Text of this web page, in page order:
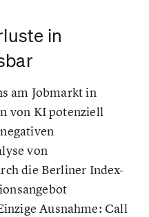
in
am Jobmarkt in
von KI potenziell
von
die Berliner Index-
Ausnahme: Call